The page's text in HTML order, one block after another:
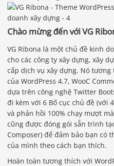
Chào mừng đến với VG
VG Ribona là một chủ đề kinh
cho các công ty xây dựng, xây
cấp dịch vụ xây dựng. Nó
của WordPress 4.7, WooC
dựa trên công nghệ Twitter
đi kèm với 6 Bố cục chủ đề (với
và phản hồi 100% chạy mượt
cũng được đóng gói sẵn trình
Composer) để đảm bảo bạn có
của mình theo cách bạn thích.
Hoàn toàn tương thích với